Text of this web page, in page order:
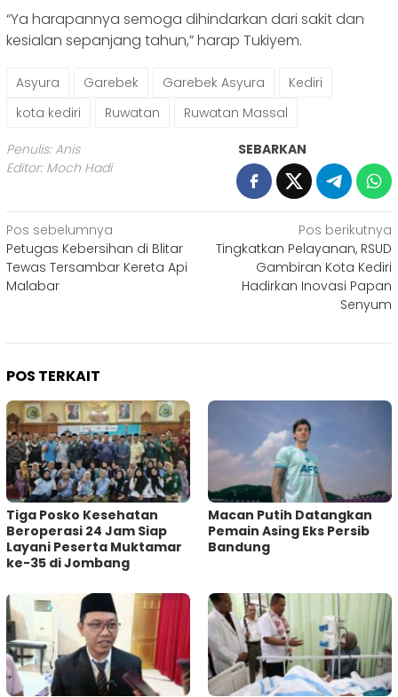
“Ya harapannya semoga dihindarkan dari sakit dan
kesialan sepanjang tahun,” harap Tukiyem.
Asyura Garebek Garebek Asyura
Kediri
kota kediri
Ruwatan Ruwatan Massal
Penulis: Anis
Editor: Moch Hadi
SEBARKAN
Navigasi
pos
Pos sebelumnya
Petugas Kebersihan di Blitar
Tewas Tersambar Kereta Api
Malabar
Pos berikutnya
Tingkatkan Pelayanan, RSUD
Gambiran Kota Kediri
Hadirkan Inovasi Papan
Senyum
POS TERKAIT
Tiga Posko Kesehatan
Beroperasi 24 Jam Siap
Layani Peserta Muktamar
ke-35 di Jombang
Macan Putih Datangkan
Pemain Asing Eks Persib
Bandung